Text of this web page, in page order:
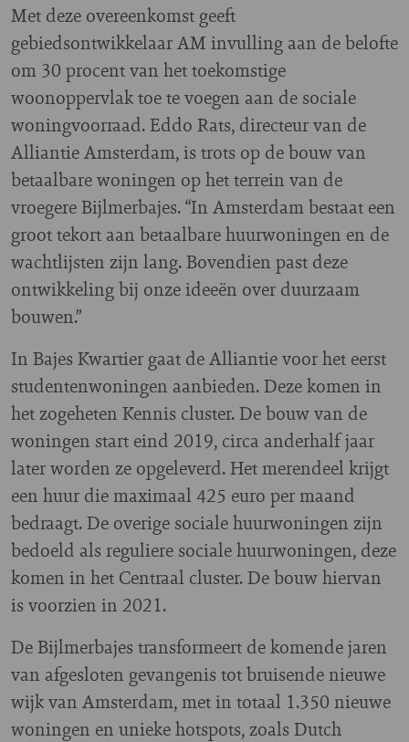
Met deze overeenkomst geeft
gebiedsontwikkelaar AM invulling aan de belofte
om 30 procent van het toekomstige
woonoppervlak toe te voegen aan de sociale
woningvoorraad. Eddo Rats, directeur van de
Alliantie Amsterdam, is trots op de bouw van
betaalbare woningen op het terrein van de
vroegere Bijlmerbajes. “In Amsterdam bestaat een
groot tekort aan betaalbare huurwoningen en de
wachtlijsten zijn lang. Bovendien past deze
ontwikkeling bij onze ideeën over duurzaam
bouwen.”
In Bajes Kwartier gaat de Alliantie voor het eerst
studentenwoningen aanbieden. Deze komen in
het zogeheten Kennis cluster. De bouw van de
woningen start eind 2019, circa anderhalf jaar
later worden ze opgeleverd. Het merendeel krijgt
een huur die maximaal 425 euro per maand
bedraagt. De overige sociale huurwoningen zijn
bedoeld als reguliere sociale huurwoningen, deze
komen in het Centraal cluster. De bouw hiervan
is voorzien in 2021.
De Bijlmerbajes transformeert de komende jaren
van afgesloten gevangenis tot bruisende nieuwe
wijk van Amsterdam, met in totaal 1.350 nieuwe
woningen en unieke hotspots, zoals Dutch